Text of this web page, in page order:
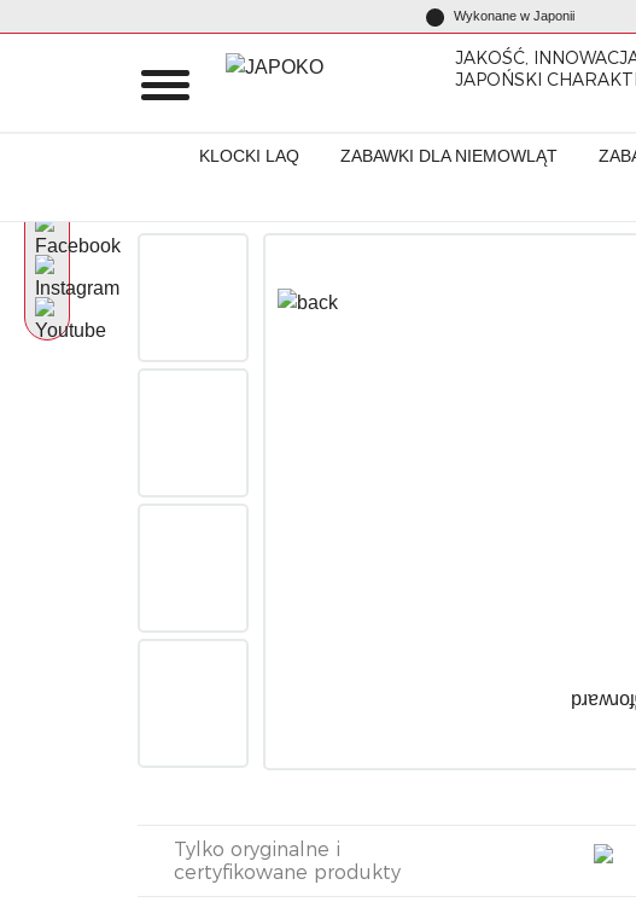
Wykonane w Japonii
JAKOŚĆ,
JAPOŃSKI
KLOCKI LAQ ZABAWKI DLA NIEMOWLĄT
Tylko oryginalne i
certyfikowane produkty